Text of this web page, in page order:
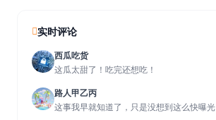
实时评论
西瓜吃货
这瓜太甜了！吃完还想吃！
路人甲乙丙
这事我早就知道了，只是没想到这么快曝光